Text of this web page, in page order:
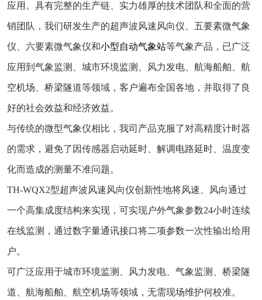
应用。具有完整的生产链、实力雄厚的技术团队和全面的营
销团队，我们研发生产的超声波风速风向仪、五要素微气象
仪、六要素微气象仪和小型自动气象站等气象产品，已广泛
应用到气象监测、城市环境监测、风力发电、航海船舶、航
空机场、桥梁隧道等领域，客户遍布全国各地，并取得了良
好的社会效益和经济效益。
与传统的微型气象仪相比，我司产品克服了对高精度计时器
的需求，避免了因传感器启动延时、解调电路延时、温度变
化而造成的测量不准问题。
TH-WQX2型超声波风速风向仪创新性地将风速、风向通过
一个高集成度结构来实现，可实现户外气象参数24小时连续
在线监测，通过数字量通讯接口将二项参数一次性输出给用
户。
可广泛应用于城市环境监测、风力发电、气象监测、桥梁隧
道、航海船舶、航空机场等领域，无需现场维护何校准。